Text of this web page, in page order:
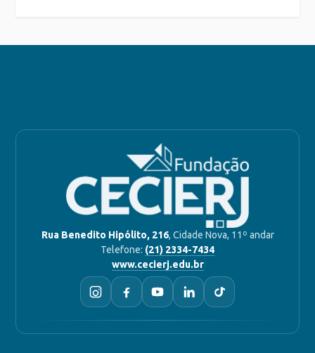
Rua Benedito Hipólito, 216, Cidade Nova, 11º andar
Telefone: (21) 2334-7434
www.cecierj.edu.br